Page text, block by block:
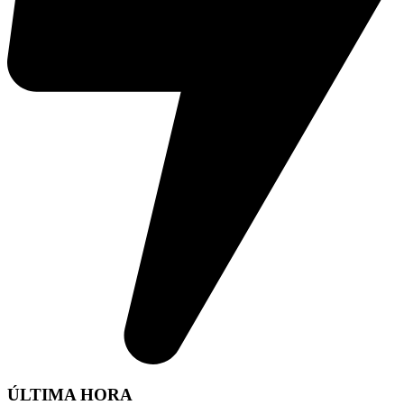
ÚLTIMA HORA